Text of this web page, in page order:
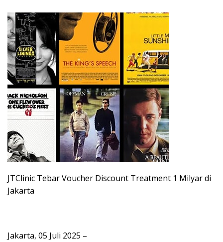
JTClinic Tebar Voucher Discount Treatment 1 Milyar di
Jakarta
Jakarta, 05 Juli 2025 –